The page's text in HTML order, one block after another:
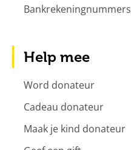
Bankrekeningnummers
Help mee
Word donateur
Cadeau donateur
Maak je kind donateur